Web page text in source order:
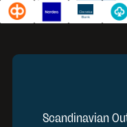
Scandinavian